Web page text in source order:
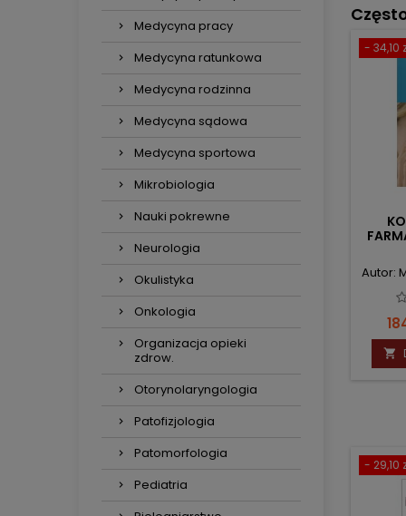
Medycyna pracy
Medycyna ratunkowa
Medycyna rodzinna
Medycyna sądowa
Medycyna sportowa
Mikrobiologia
Nauki pokrewne
Neurologia
Okulistyka
Onkologia
Organizacja opieki
zdrow.
Otorynolaryngologia
Patofizjologia
Patomorfologia
Pediatria
- 34,10
Autor:

- 29,10